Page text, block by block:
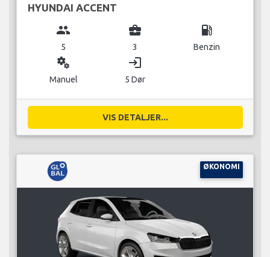
HYUNDAI ACCENT
group
5
business_center
3
local_gas_station
Benzin
miscellaneous_services
Manuel
login
5 Dør
VIS DETALJER...
ØKONOMI